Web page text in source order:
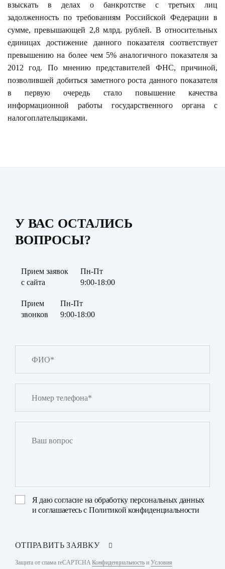
взыскать в делах о банкротстве с третьих лиц
задолженность по требованиям Российской Федерации в
сумме, превышающей 2,8 млрд. рублей. В относительных
единицах достижение данного показателя соответствует
превышению на более чем 5% аналогичного показателя за
2012 год. По мнению представителей ФНС, причиной,
позволившей добиться заметного роста данного показателя
в первую очередь стало повышение качества
информационной работы государственного органа с
налогоплательщиками.
У ВАС ОСТАЛИСЬ
ВОПРОСЫ?
Прием заявок
с сайта
Пн-Пт
9:00-18:00
Прием
звонков
Пн-Пт
9:00-18:00
Я даюсогласие на обработку персональных данных
и соглашаетесь с Политикой конфиденциальности
ОТПРАВИТЬ ЗАЯВКУ
Защита от спама reCAPTCHAКонфиденциальность и Условия